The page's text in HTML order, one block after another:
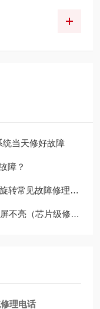
统当天修好故障
障？
常见故障修理方法
亮（芯片级修理）
理电话